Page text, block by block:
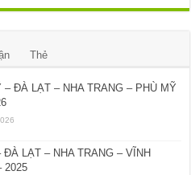
Thẻ
– ĐÀ LẠT – NHA TRANG – PHÙ MỸ
ĐÀ LẠT – NHA TRANG – VĨNH
2025